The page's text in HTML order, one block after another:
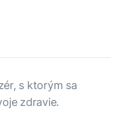
s ktorým sa
zdravie.